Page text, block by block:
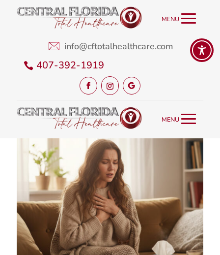
info@cftotalhealthcare.com
407-392-1919